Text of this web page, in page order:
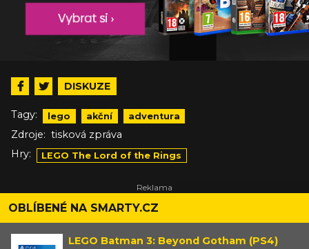
DISKUZE
Tagy: lego akční adventura
Zdroje: tisková zpráva
Hry:
LEGO The Lord of the Rings
OBLÍBENÉ NA SMARTY.CZ
LEGO Batman 3: Beyond Gotham (PS4)